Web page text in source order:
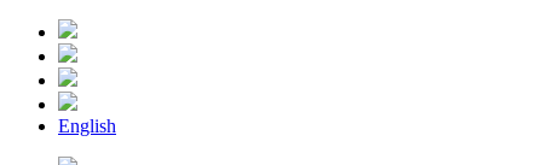
English